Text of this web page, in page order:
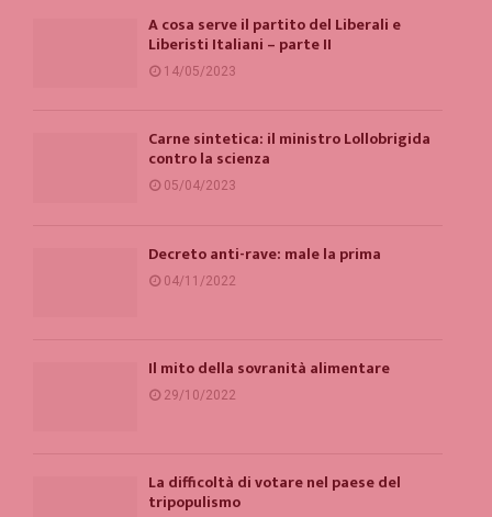
A cosa serve il partito del Liberali e
Liberisti Italiani – parte II
14/05/2023
Carne sintetica: il ministro Lollobrigida
contro la scienza
05/04/2023
Decreto anti-rave: male la prima
04/11/2022
Il mito della sovranità alimentare
29/10/2022
La difficoltà di votare nel paese del
tripopulismo